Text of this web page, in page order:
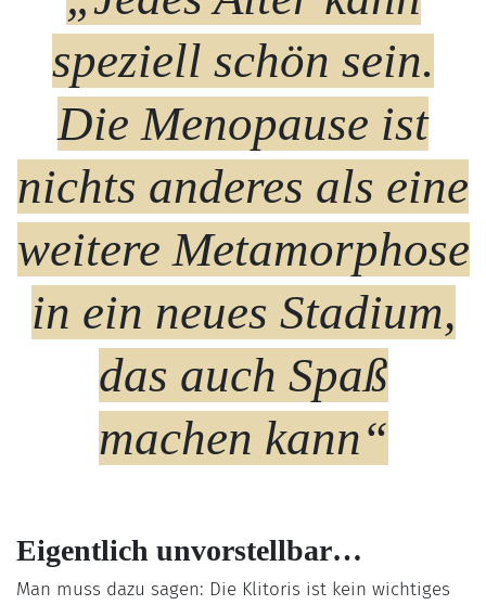
speziell schön sein.
Die Menopause ist
nichts anderes als eine
weitere Metamorphose
in ein neues Stadium,
das auch Spaß
machen kann“
Eigentlich unvorstellbar…
Man muss dazu sagen: Die Klitoris ist kein wichtiges